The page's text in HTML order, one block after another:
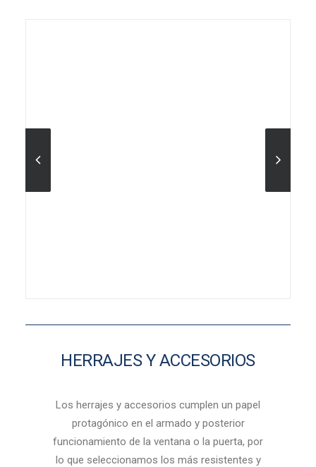
HERRAJES Y ACCESORIOS
Los herrajes y accesorios cumplen un papel
protagónico en el armado y posterior
funcionamiento de la ventana o la puerta, por
lo que seleccionamos los más resistentes y